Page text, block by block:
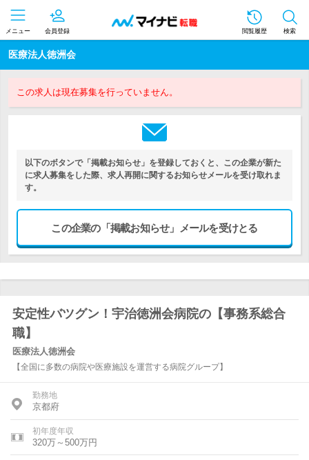
メニュー 会員登録 閲覧履歴 検索
医療法人徳洲会
この求人は現在募集を行っていません。
以下のボタンで「掲載お知らせ」を登録しておくと、この企業が新た
に求人募集をした際、求人再開に関するお知らせメールを受け取れま
す。
この企業の「掲載お知らせ」メールを受けとる
安定性バツグン！宇治徳洲会病院の【事務系総合
職】
医療法人徳洲会
【全国に多数の病院や医療施設を運営する病院グループ】
勤務地
京都府
初年度年収
320万～500万円